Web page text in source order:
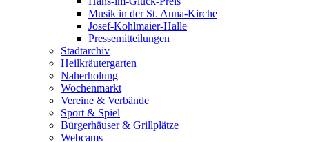
Musik in der St. Anna-Kirche
Josef-Kohlmaier-Halle
Pressemitteilungen
Stadtarchiv
Heilkräutergarten
Naherholung
Wochenmarkt
Vereine & Verbände
Sport & Spiel
Bürgerhäuser & Grillplätze
Webcams